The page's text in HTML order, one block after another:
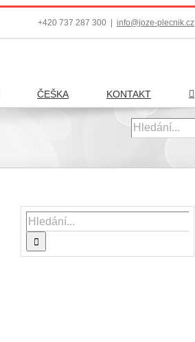
+420 737 287 300 info@joze-plecnik.cz
ČEŠKA KONTAKT
Hledat:
Hledat: